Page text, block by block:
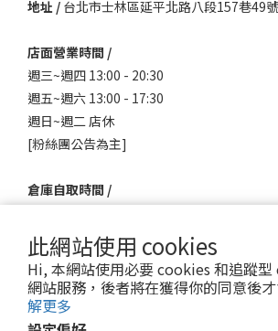
此網站使用 cookies
Hi, 本網站使用必要 cookies 和追蹤
網站服務，後者將在獲得你的同意後
解更多
地址 / 台北市士林區延平北路八段157巷49
店面營業時間 /
週三~週四 13:00 - 20:30
週五~週六 13:00 - 17:30
週日~週二 店休
[粉絲團公告為主]
倉庫自取時間 /
取貨